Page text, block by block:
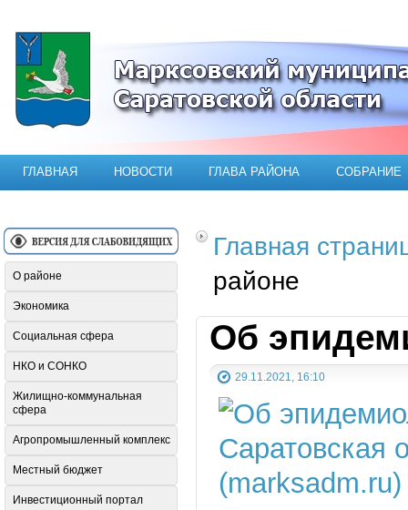
Официальный сайт Марксовского
ГЛАВНАЯ НОВОСТИ ГЛАВА РАЙОНА СОБРАНИЕ
Главная
районе
Об
29.11.2021, 16:10
О районе
Экономика
Социальная сфера
НКО и СОНКО
Жилищно-коммунальная
сфера
Агропромышленный комплекс
Местный бюджет
Инвестиционный портал